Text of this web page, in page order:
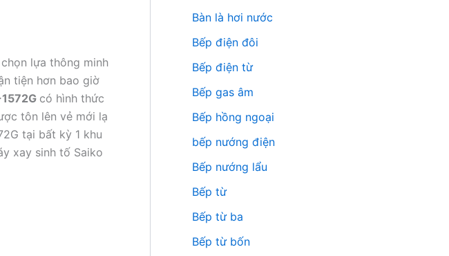
lựa thông minh
tiện hơn bao giờ
có hình thức
tôn lên vẻ mới lạ
tại bất kỳ 1 khu
xay sinh tố Saiko
Bàn là hơi nước
Bếp điện đôi
Bếp điện từ
Bếp gas âm
Bếp hồng ngoại
bếp nướng điện
Bếp nướng lẩu
Bếp từ
Bếp từ ba
Bếp từ bốn